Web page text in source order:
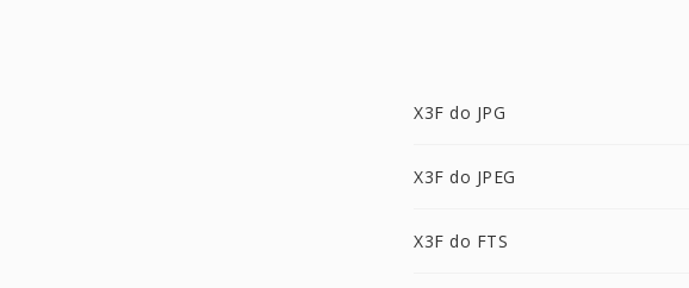
X3F do JPG
X3F do JPEG
X3F do FTS